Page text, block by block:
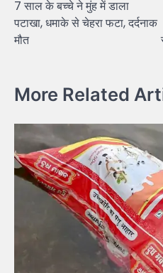
navigation
7 साल के बच्चे ने मुंह में डाला
पटाखा, धमाके से चेहरा फटा, दर्दनाक
मौत
More Related